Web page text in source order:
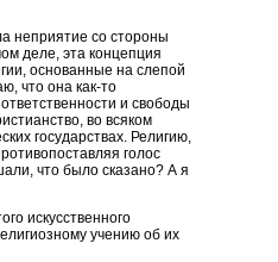
неприятие со стороны
деле, эта концепция
основанные на слепой
что она как-то
и свободы
во всяком
государствах. Религию,
голос
что было сказано? А я
искусственного
учению об их